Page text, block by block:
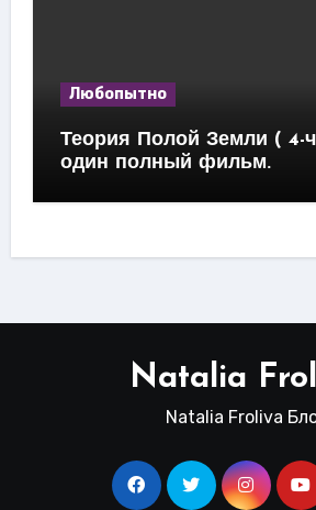
Любопытно
Теория Полой Земли ( 4-
один полный фильм.
Natalia
Natalia Froliva